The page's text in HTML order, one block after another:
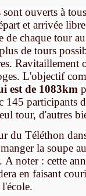
sont ouverts à
et arrivée
de chaque tour
de tours
Ravitaillement
L'objectif
est de 1083km
145 participants
tour, d'autres
du Téléthon
la soupe
A noter : cette
en faisant